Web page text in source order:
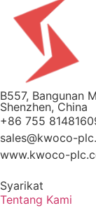
B557, Bangunan
Shenzhen, China
+86 755
sales@kwoco-
www.kwoco-
Syarikat
Tentang Kami